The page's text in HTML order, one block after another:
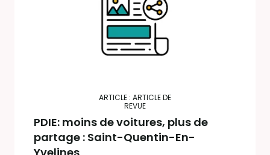
ARTICLE : ARTICLE DE
REVUE
PDIE: moins de voitures, plus de
partage : Saint-Quentin-En-
Yvelines